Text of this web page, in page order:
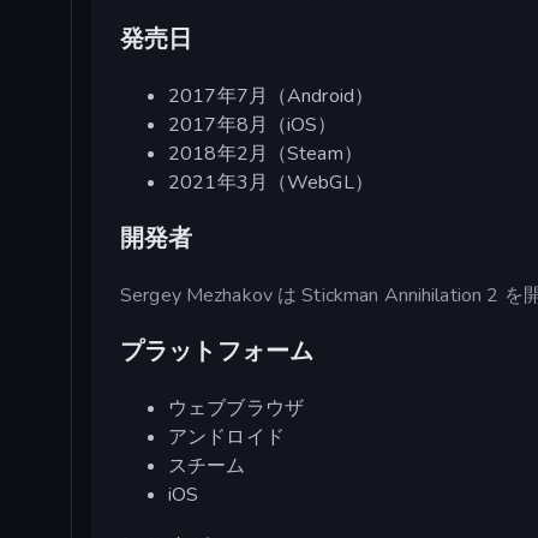
発売日
2017年7月（Android）
2017年8月（iOS）
2018年2月（Steam）
2021年3月（WebGL）
開発者
Sergey Mezhakov は Stickman Annihilation 2 を
プラットフォーム
ウェブブラウザ
アンドロイド
スチーム
iOS